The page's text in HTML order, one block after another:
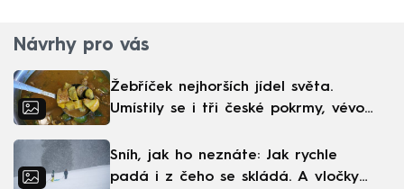
Návrhy pro vás
Žebříček nejhorších jídel světa.
Umístily se i tři české pokrmy, vévodí
Sníh, jak ho neznáte: Jak rychle
padá i z čeho se skládá. A vločky